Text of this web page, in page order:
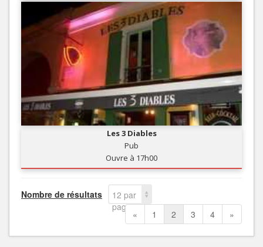
Les 3 Diables
Pub
Ouvre à 17h00
Nombre de résultats
12 par
page
« 1 2 3 4 »